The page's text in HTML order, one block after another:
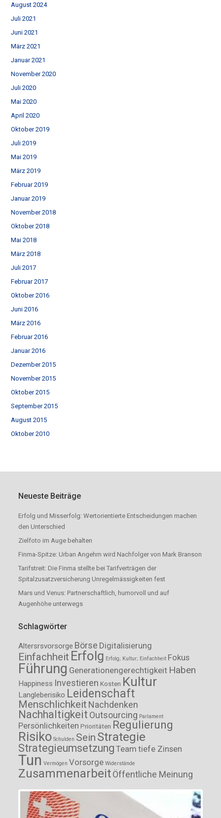
August 2024
Juli 2021
Juni 2021
März 2021
Januar 2021
November 2020
Juli 2020
Mai 2020
April 2020
Oktober 2019
Juli 2019
Mai 2019
März 2019
Februar 2019
Januar 2019
November 2018
Oktober 2018
Mai 2018
März 2018
Juli 2017
Februar 2017
Oktober 2016
Juni 2016
März 2016
Februar 2016
Januar 2016
Dezember 2015
November 2015
Oktober 2015
September 2015
August 2015
Oktober 2010
Neueste Beiträge
Erfolg und Misserfolg: Wertorientierte Entscheidungen machen
den Unterschied
Zielfoto im Auge behalten
Finma-Spitze: Urban Angehrn wird Nachfolger von Mark Branson
Tarifstreit: Die Finma stellte bei Tarifverträgen der
Spitalzusatzversicherung Unregelmässigkeiten fest
Mars und Venus: Partnerschaftlich, humorvoll und auf
Augenhöhe unterwegs
Schlagwörter
Altersrsvorsorge Börse Digitalisierung
Einfachheit Erfolg Erfolg; Kultur; Einfachheit Fokus
Führung Generationengerechtigkeit Haben
Happiness Investieren Kosten Kultur
Langleberisiko Leidenschaft
Menschlichkeit Nachdenken
Nachhaltigkeit Outsourcing Parlament
Persönlichkeiten Prioritäten Regulierung
Risiko Schulden Sein Strategie
Strategieumsetzung Team tiefe Zinsen
Tun Vermögen Vorsorge Widerstände
ZusammenarbeitÖffentliche Meinung